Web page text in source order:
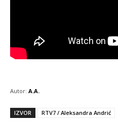
Autor: A.A.
IZVOR RTV7 / Aleksandra Andrić